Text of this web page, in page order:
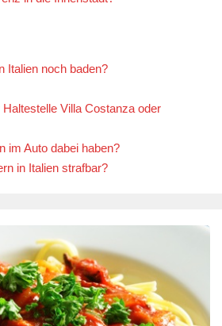
Italien noch baden?
Villa Costanza oder
im Auto dabei haben?
in Italien strafbar?